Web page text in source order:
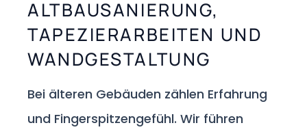
ALTBAUSANIERUNG,
TAPEZIERARBEITEN UND
WANDGESTALTUNG
Bei älteren Gebäuden zählen Erfahrung
und Fingerspitzengefühl. Wir führen